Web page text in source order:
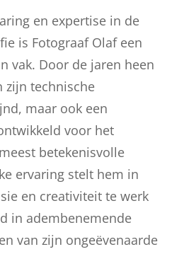
en expertise in de
is Fotograaf Olaf een
vak. Door de jaren heen
zijn technische
maar ook een
voor het
betekenisvolle
ervaring stelt hem in
en creativiteit te werk
in adembenemende
van zijn ongeëvenaarde